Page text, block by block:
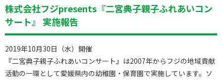
株式会社フジpresents『二宮典子親子ふれあいコン
サート』 実施報告
2019年10月30日（水）開催
『二宮典子親子ふれあいコンサート』は2007年からフジの地域貢献
活動の一環として愛媛県内の幼稚園・保育園で実施しています。ソ